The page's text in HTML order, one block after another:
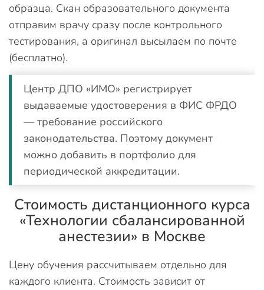
образца. Скан образовательного документа
отправим врачу сразу после контрольного
тестирования, а оригинал высылаем по почте
(бесплатно).
Центр ДПО «ИМО» регистрирует
выдаваемые удостоверения в ФИС ФРДО
— требование российского
законодательства. Поэтому документ
можно добавить в портфолио для
периодической аккредитации.
Стоимость дистанционного курса
«Технологии сбалансированной
анестезии» в Москве
Цену обучения рассчитываем отдельно для
каждого клиента. Стоимость зависит от